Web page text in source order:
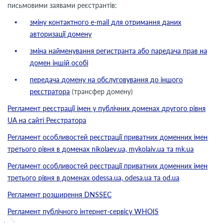
письмовими заявами реєстрантів:
зміну контактного e-mail для отримання даних
авторизації домену
зміна найменування регистранта або паредача прав на
домен іншій особі
передача домену на обслуговування до іншого
реєстратора (трансфер домену)
Регламент реєстрації імен у публічних доменах другого рівня
UA на сайті Реєстратора
Регламент особливостей реєстрації приватних доменних імен
третього рівня в доменах nikolaev.ua, mykolaiv.ua та mk.ua
Регламент особливостей реєстрації приватних доменних імен
третього рівня в доменах odessa.ua, odesa.ua та od.ua
Регламент розширення DNSSEC
Регламент публічного інтернет-сервісу WHOIS